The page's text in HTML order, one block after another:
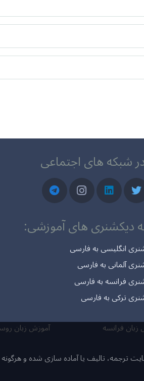
شبکه های اجتماعی
دیکشنری های آموزشی:
انگلیسی به فارسی
آلمانی به فارسی
فرانسه به فارسی
ترکی به فارسی
فرانسه آموزش زبان
ترجمه، تالیف یا آماده سازی شده و